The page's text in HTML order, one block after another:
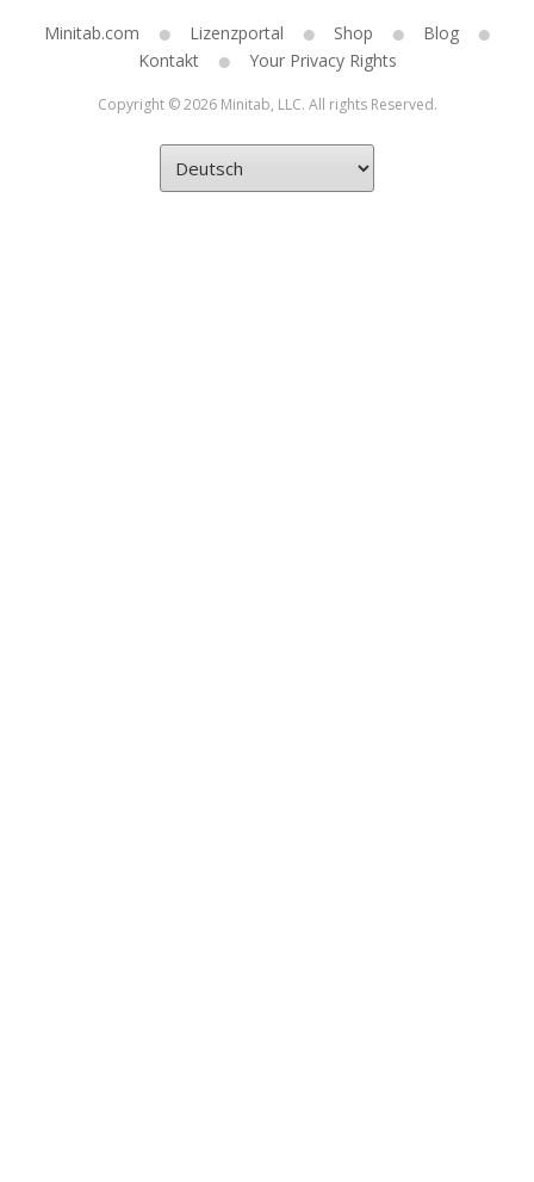
Minitab.com Lizenzportal Shop
Blog
Kontakt
Your Privacy Rights
Copyright © 2026 Minitab, LLC. All rights Reserved.